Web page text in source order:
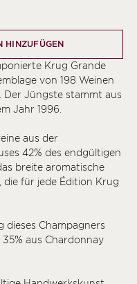
HINZUFÜGEN
Krug Grande
von 198 Weinen
Der Jüngste stammt aus
Jahr 1996.
aus der
42% des endgültigen
breite aromatische
für jede Édition Krug
dieses Champagners
aus Chardonnay